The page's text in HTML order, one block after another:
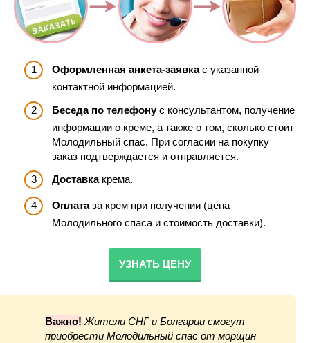
Оформленная анкета-заявкас указанной
контактной информацией.
Беседа по телефонус консультантом, получение
информации о креме, а также о том, сколько стоит
Молодильный спас. При согласии на покупку
заказ подтверждается и отправляется.
Доставкакрема.
Оплатаза крем при получении (цена
Молодильного спаса и стоимость доставки).
УЗНАТЬ ЦЕНУ
Важно! Жители СНГ и Болгарии смогут
приобрести Молодильный спас от морщин